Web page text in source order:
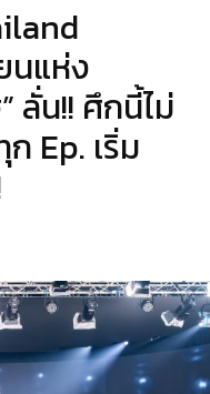
นแห่ง
ลั่น!! ศึกนี้ไม่
Ep. เริ่ม